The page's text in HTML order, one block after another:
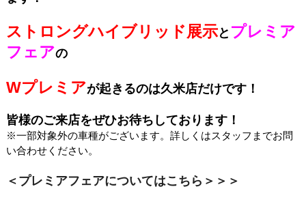
ストロングハイブリッド展示と プレミア
フェアの
Wプレミアが起きるのは久米店だけです！
皆様のご来店をぜひお待ちしております！
※一部対象外の車種がございます。詳しくはスタッフまでお問
い合わせください。
＜プレミアフェアについてはこちら＞＞＞